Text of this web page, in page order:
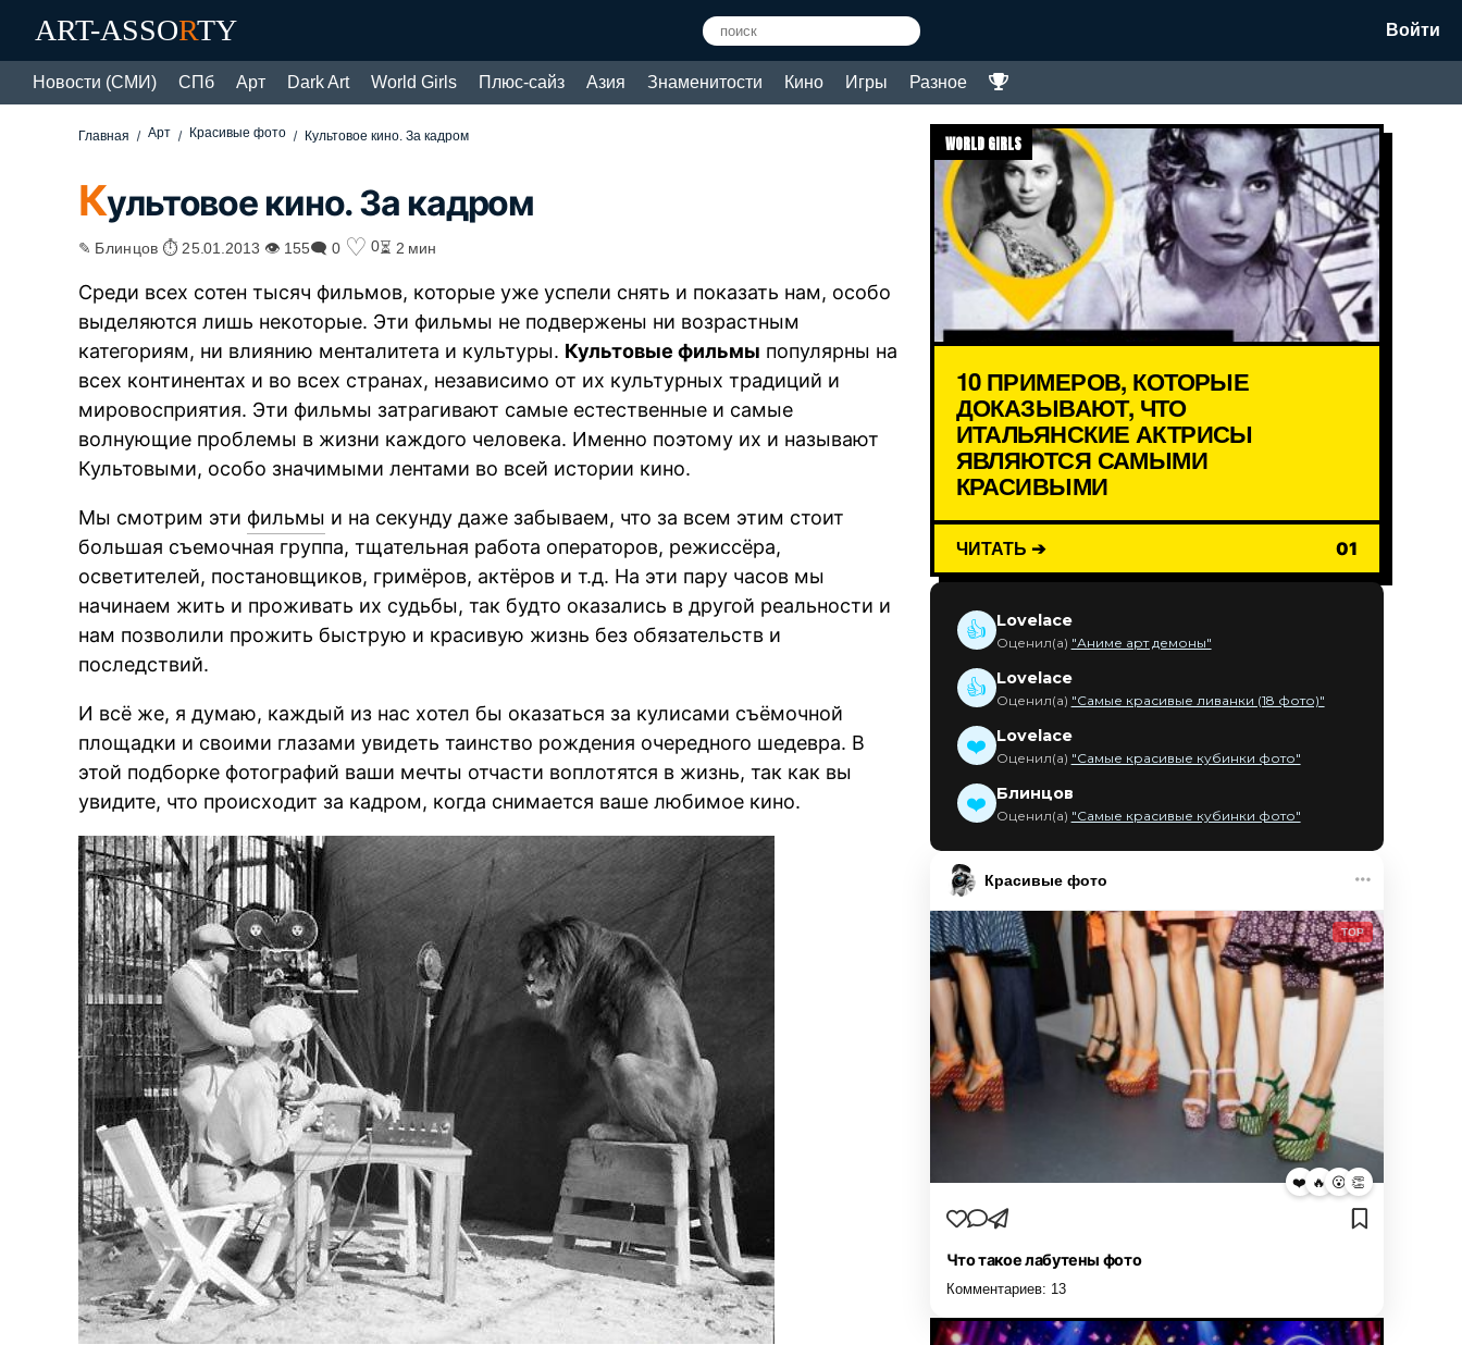
ART-ASSORTY Войти
Новости (СМИ) СПб Арт Dark Art World Girls Плюс-сайз Азия Знаменитости Кино Игры Разное
Главная Арт Красивые фото Культовое кино. За кадром
Культовое кино. За кадром
✎ Блинцов ⏱ 25.01.2013 👁 155🗨 0 ♡ 0⏳ 2 мин
Среди всех сотен тысяч фильмов, которые уже успели снять и показать нам, особо
выделяются лишь некоторые. Эти фильмы не подвержены ни возрастным
категориям, ни влиянию менталитета и культуры. Культовые фильмы популярны на
всех континентах и во всех странах, независимо от их культурных традиций и
мировосприятия. Эти фильмы затрагивают самые естественные и самые
волнующие проблемы в жизни каждого человека. Именно поэтому их и называют
Культовыми, особо значимыми лентами во всей истории кино.
Мы смотрим эти фильмы и на секунду даже забываем, что за всем этим стоит
большая съемочная группа, тщательная работа операторов, режиссёра,
осветителей, постановщиков, гримёров, актёров и т.д. На эти пару часов мы
начинаем жить и проживать их судьбы, так будто оказались в другой реальности и
нам позволили прожить быструю и красивую жизнь без обязательств и
последствий.
И всё же, я думаю, каждый из нас хотел бы оказаться за кулисами съёмочной
площадки и своими глазами увидеть таинство рождения очередного шедевра. В
этой подборке фотографий ваши мечты отчасти воплотятся в жизнь, так как вы
увидите, что происходит за кадром, когда снимается ваше любимое кино.
WORLD GIRLS
10 ПРИМЕРОВ, КОТОРЫЕ
ДОКАЗЫВАЮТ, ЧТО
ИТАЛЬЯНСКИЕ АКТРИСЫ
ЯВЛЯЮТСЯ САМЫМИ
КРАСИВЫМИ
ЧИТАТЬ ➔ 01
👍 Lovelace
Оценил(а) "Аниме арт демоны"
👍 Lovelace
Оценил(а) "Самые красивые ливанки (18 фото)"
❤️ Lovelace
Оценил(а) "Самые красивые кубинки фото"
❤️ Блинцов
Оценил(а) "Самые красивые кубинки фото"
Красивые фото
TOP
❤️ 🔥 😮 👏
Что такое лабутены фото
Комментариев: 13